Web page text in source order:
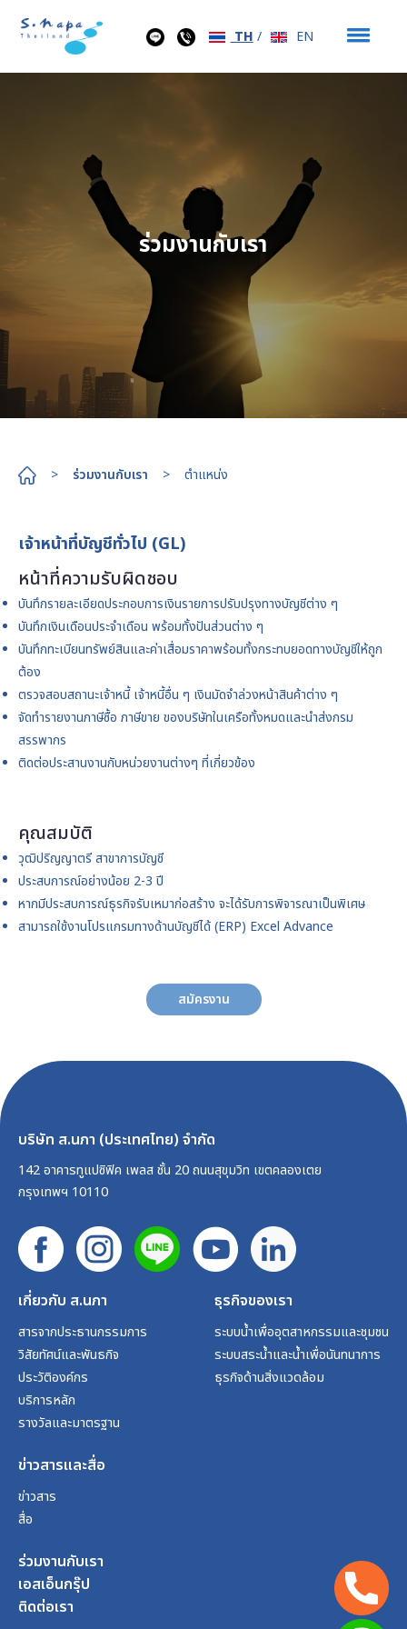
TH / EN
ร่วมงานกับเรา
> ร่วมงานกับเรา > ตำแหน่ง
เจ้าหน้าที่บัญชีทั่วไป (GL)
หน้าที่ความรับผิดชอบ
บันทึกรายละเอียดประกอบการเงินรายการปรับปรุงทางบัญชีต่าง ๆ
บันทึกเงินเดือนประจำเดือน พร้อมทั้งปันส่วนต่าง ๆ
บันทึกทะเบียนทรัพย์สินและค่าเสื่อมราคาพร้อมทั้งกระทบยอดทางบัญชีให้ถูก
ต้อง
ตรวจสอบสถานะเจ้าหนี้ เจ้าหนี้อื่น ๆ เงินมัดจำล่วงหน้าสินค้าต่าง ๆ
จัดทำรายงานภาษีซื้อ ภาษีขาย ของบริษัทในเครือทั้งหมดและนำส่งกรม
สรรพากร
ติดต่อประสานงานกับหน่วยงานต่างๆ ที่เกี่ยวข้อง
คุณสมบัติ
วุฒิปริญญาตรี สาขาการบัญชี
ประสบการณ์อย่างน้อย 2-3 ปี
หากมีประสบการณ์ธุรกิจรับเหมาก่อสร้าง จะได้รับการพิจารณาเป็นพิเศษ
สามารถใช้งานโปรแกรมทางด้านบัญชีได้ (ERP) Excel Advance
สมัครงาน
บริษัท ส.นภา (ประเทศไทย) จำกัด
142 อาคารทูแปซิฟิค เพลส ชั้น 20 ถนนสุขุมวิท เขตคลองเตย
กรุงเทพฯ 10110
เกี่ยวกับ ส.นภา
สารจากประธานกรรมการ
วิสัยทัศน์และพันธกิจ
ประวัติองค์กร
บริการหลัก
รางวัลและมาตรฐาน
ธุรกิจของเรา
ระบบน้ำเพื่ออุตสาหกรรมและชุมชน
ระบบสระน้ำและน้ำเพื่อนันทนาการ
ธุรกิจด้านสิ่งแวดล้อม
ข่าวสารและสื่อ
ข่าวสาร
สื่อ
ร่วมงานกับเรา
เอสเอ็นกรุ๊ป
ติดต่อเรา